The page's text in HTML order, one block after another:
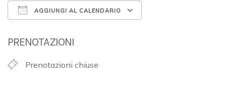
AGGIUNGI AL CALENDARIO
PRENOTAZIONI
Prenotazioni chiuse